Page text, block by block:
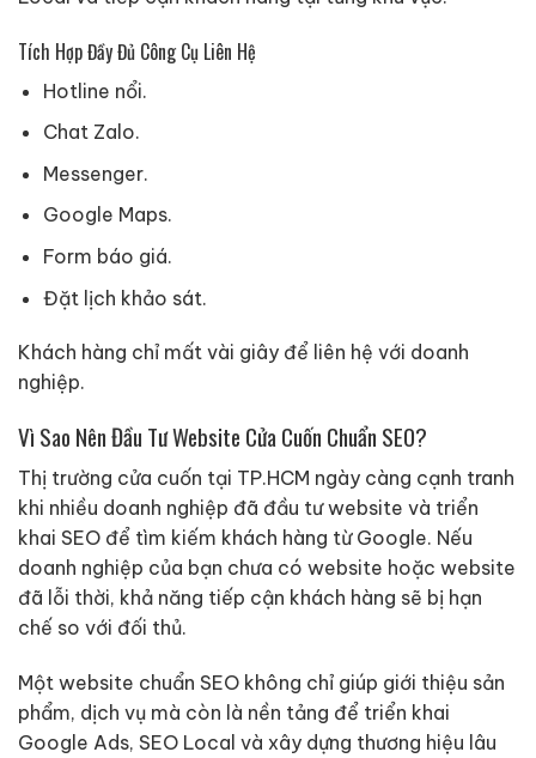
Tích Hợp Đầy Đủ Công Cụ Liên Hệ
Hotline nổi.
Chat Zalo.
Messenger.
Google Maps.
Form báo giá.
Đặt lịch khảo sát.
Khách hàng chỉ mất vài giây để liên hệ với doanh
nghiệp.
Vì Sao Nên Đầu Tư Website Cửa Cuốn Chuẩn SEO?
Thị trường cửa cuốn tại TP.HCM ngày càng cạnh tranh
khi nhiều doanh nghiệp đã đầu tư website và triển
khai SEO để tìm kiếm khách hàng từ Google. Nếu
doanh nghiệp của bạn chưa có website hoặc website
đã lỗi thời, khả năng tiếp cận khách hàng sẽ bị hạn
chế so với đối thủ.
Một website chuẩn SEO không chỉ giúp giới thiệu sản
phẩm, dịch vụ mà còn là nền tảng để triển khai
Google Ads, SEO Local và xây dựng thương hiệu lâu